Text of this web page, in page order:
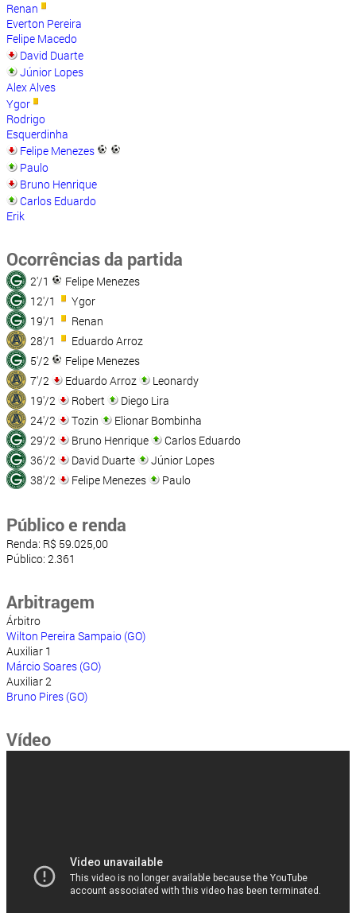
Renan
Everton Pereira
Felipe Macedo
David Duarte
Júnior Lopes
Alex Alves
Ygor
Rodrigo
Esquerdinha
Felipe Menezes
Paulo
Bruno Henrique
Carlos Eduardo
Erik
Ocorrências da partida
2'/1
Felipe Menezes
12'/1
Ygor
19'/1
Renan
28'/1
Eduardo Arroz
5'/2
Felipe Menezes
7'/2
Eduardo Arroz
Leonardy
19'/2
Robert
Diego Lira
24'/2
Tozin
Elionar Bombinha
29'/2
Bruno Henrique
Carlos Eduardo
36'/2
David Duarte
Júnior Lopes
38'/2
Felipe Menezes Paulo
Público e renda
Renda: R$ 59.025,00
Público: 2.361
Arbitragem
Árbitro
Wilton Pereira Sampaio (GO)
Auxiliar 1
Márcio Soares (GO)
Auxiliar 2
Bruno Pires (GO)
Vídeo